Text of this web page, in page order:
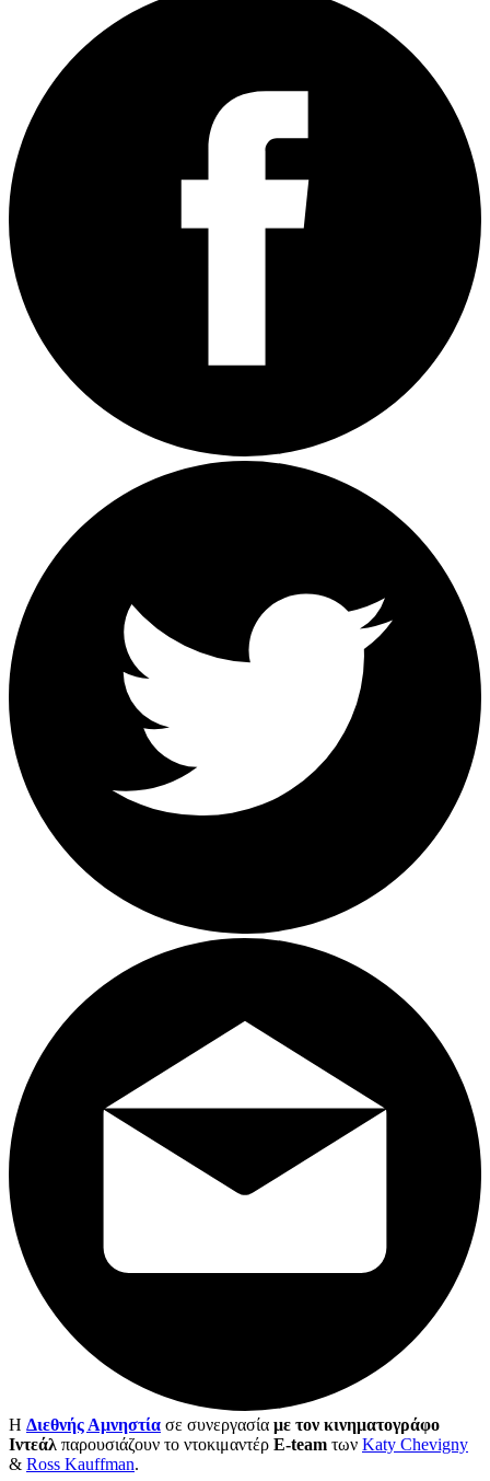
Η Διεθνής Αμνηστία σε συνεργασία με τον κινηματογράφο
Ιντεάλ παρουσιάζουν το ντοκιμαντέρ E-team των Katy Chevigny
& Ross Kauffman.